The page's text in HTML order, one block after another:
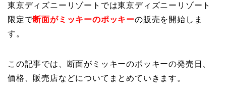
東京ディズニーリゾートでは東京ディズニーリゾート
限定で断面がミッキーのポッキーの販売を開始しま
す。
この記事では、断面がミッキーのポッキーの発売日、
価格、販売店などについてまとめていきます。